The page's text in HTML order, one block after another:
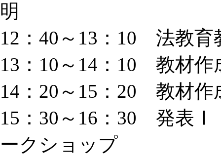
明
12：40～13：10 法教育
13：10～14：10 教材
14：20～15：20 教材
15：30～16：30 発表Ⅰ
ークショップ